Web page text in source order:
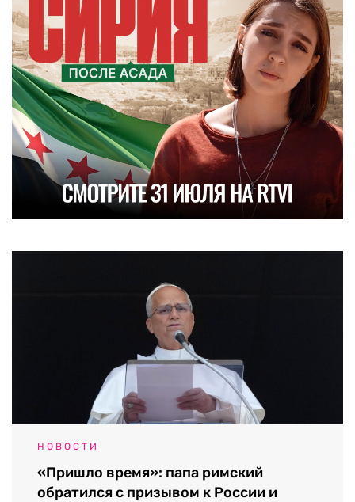
НОВОСТИ
«Пришло время»: папа римский
обратился с призывом к России и